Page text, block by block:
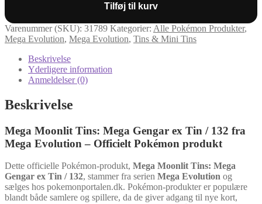
Tin
/
132
antal
Tilføj til kurv
Varenummer (SKU): 31789 Kategorier: Alle Pokémon Produkter,
Mega Evolution, Mega Evolution, Tins & Mini Tins
Beskrivelse
Yderligere information
Anmeldelser (0)
Beskrivelse
Mega Moonlit Tins: Mega Gengar ex Tin / 132 fra
Mega Evolution – Officielt Pokémon produkt
Dette officielle Pokémon-produkt, Mega Moonlit Tins: Mega
Gengar ex Tin / 132, stammer fra serien Mega Evolution og
sælges hos pokemonportalen.dk. Pokémon-produkter er populære
blandt både samlere og spillere, da de giver adgang til nye kort,